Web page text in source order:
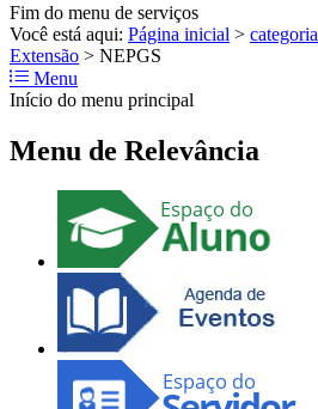
Fim do menu de serviços
Você está aqui: Página inicial >
Extensão > NEPGS
Menu
Início do menu principal
Menu de Relevância